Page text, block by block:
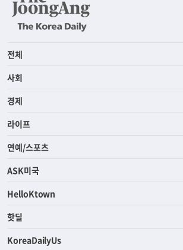
전체
사회
경제
라이프
연예/스포츠
ASK미국
HelloKtown
핫딜